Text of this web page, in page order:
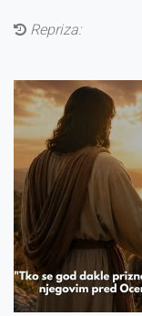
Repriza: